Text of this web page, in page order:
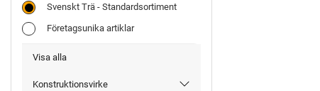
Svenskt Trä - Standardsortiment
Företagsunika artiklar
Visa alla
Konstruktionsvirke